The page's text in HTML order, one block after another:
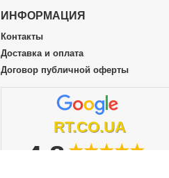
ИНФОРМАЦИЯ
Контакты
Доставка и оплата
Договор публичной оферты
RT.CO.UA
4.8 ★★★★★